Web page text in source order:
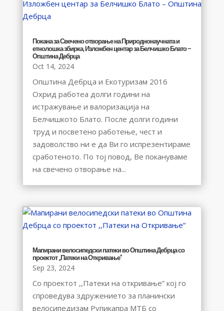
Покана за Свечено отворање на Природнонаучната и
етнолошка збирка, Изложбен центар за Белчишко Блато –
Општина Дебрца
Oct 14, 2024
Општина Дебрца и Екотуризам 2016
Охрид работеа долги години на
истражување и валоризација на
Белчишкото Блато. После долги години
труд и посветено работење, чест и
задоволство ни е да Ви го испрезентираме
сработеното. По тој повод, Ве покануваме
на свечено отворање на...
Мапирани велосипедски патеки во Општина Дебрца со
проектот ,,Патеки на Откривање”
Sep 23, 2024
Со проектот ,,Патеки на откривање” кој го
спроведува здружението за планински
велосипедизам Рупикапра МТБ со